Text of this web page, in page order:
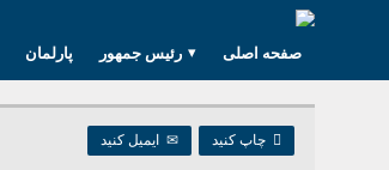
پارلمان رئیس جمهور صفحه اصلی
 چاپ کنید ✉ ایمیل کنید